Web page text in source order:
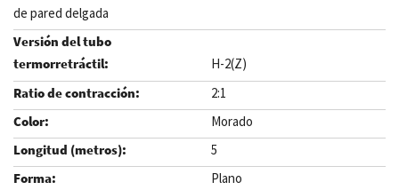
de pared delgada
H-2(Z)
2:1
Morado
5
Plano